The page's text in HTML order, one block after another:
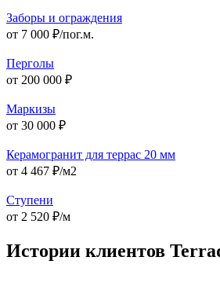
Заборы и ограждения
от 7 000 ₽/пог.м.
Перголы
от 200 000 ₽
Маркизы
от 30 000 ₽
Керамогранит для террас 20 мм
от 4 467 ₽/м2
Ступени
от 2 520 ₽/м
Истории клиентов